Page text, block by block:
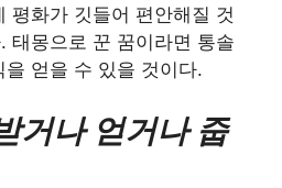
평화가 깃들어 편안해질 것
태몽으로 꾼 꿈이라면 통솔
얻을 수 있을 것이다.
거나 얻거나 줍